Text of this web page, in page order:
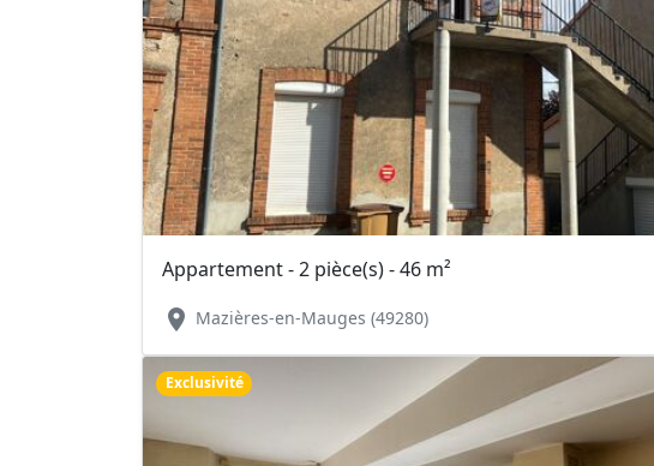
Appartement - 2 pièce(s) - 46 m²
location_on Mazières-en-Mauges (49280)
Exclusivité